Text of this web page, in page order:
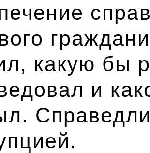
какую бы
и